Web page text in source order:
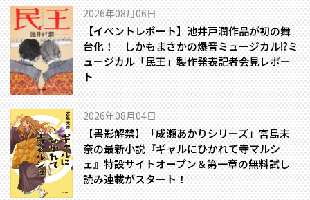
2026年08月06日
【イベントレポート】池井戸潤作品が初の舞
台化！ しかもまさかの爆音ミュージカル!?――ミ
ュージカル「民王」製作発表記者会見レポー
ト
2026年08月04日
【書影解禁】「成瀬あかりシリーズ」宮島未
奈の最新小説『ギャルにひかれて寺マルシ
ェ』特設サイトオープン＆第一章の無料試し
読み連載がスタート！